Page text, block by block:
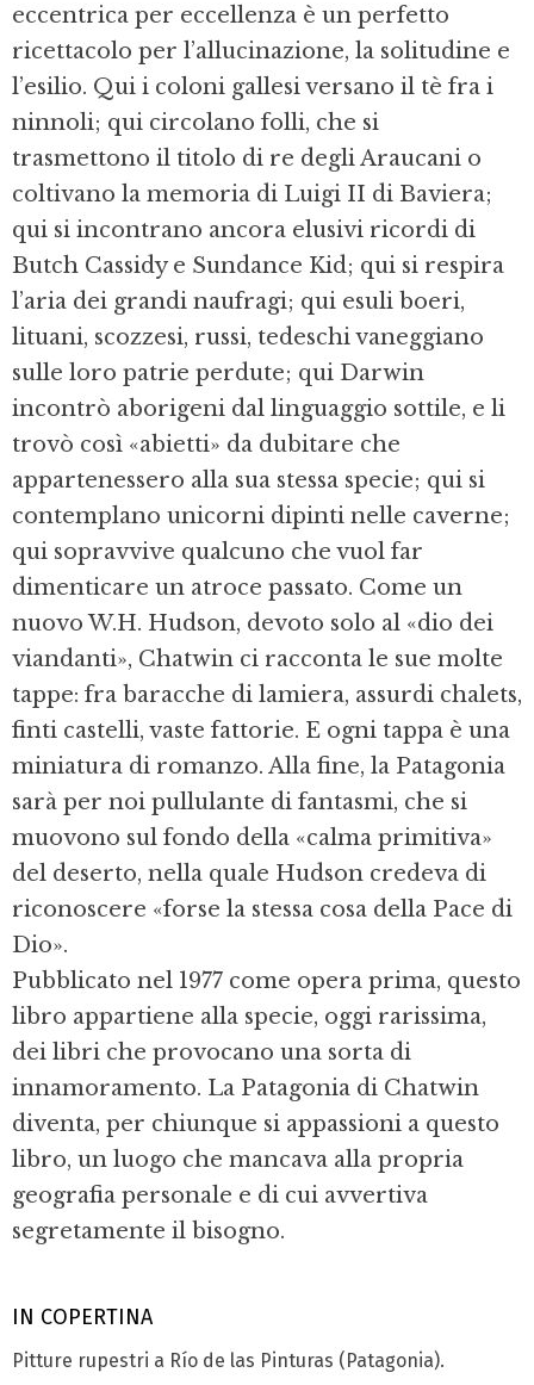
IN COPERTINA
Pitture rupestri a Río de las Pinturas (Patagonia).
eccentrica per eccellenza è un perfetto
ricettacolo per l’allucinazione, la solitudine e
l’esilio. Qui i coloni gallesi versano il tè fra i
ninnoli; qui circolano folli, che si
trasmettono il titolo di re degli Araucani o
coltivano la memoria di Luigi II di Baviera;
qui si incontrano ancora elusivi ricordi di
Butch Cassidy e Sundance Kid; qui si respira
l’aria dei grandi naufragi; qui esuli boeri,
lituani, scozzesi, russi, tedeschi vaneggiano
sulle loro patrie perdute; qui Darwin
incontrò aborigeni dal linguaggio sottile, e li
trovò così «abietti» da dubitare che
appartenessero alla sua stessa specie; qui si
contemplano unicorni dipinti nelle caverne;
qui sopravvive qualcuno che vuol far
dimenticare un atroce passato. Come un
nuovo W.H. Hudson, devoto solo al «dio dei
viandanti», Chatwin ci racconta le sue molte
tappe: fra baracche di lamiera, assurdi chalets,
finti castelli, vaste fattorie. E ogni tappa è una
miniatura di romanzo. Alla fine, la Patagonia
sarà per noi pullulante di fantasmi, che si
muovono sul fondo della «calma primitiva»
del deserto, nella quale Hudson credeva di
riconoscere «forse la stessa cosa della Pace di
Dio».
Pubblicato nel 1977 come opera prima, questo
libro appartiene alla specie, oggi rarissima,
dei libri che provocano una sorta di
innamoramento. La Patagonia di Chatwin
diventa, per chiunque si appassioni a questo
libro, un luogo che mancava alla propria
geografia personale e di cui avvertiva
segretamente il bisogno.